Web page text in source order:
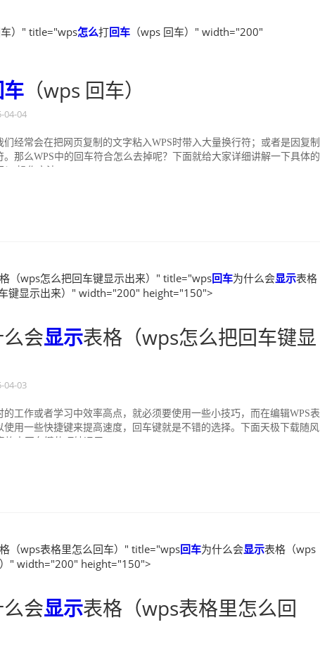
车）" title="wps怎么打回车 （wps 回车）" width="200"
（wps 回车）
04-04
们经常会在把网页复制的文字粘入WPS时带入大量换行符；或者是因复制
。那么WPS中的回车符合怎么去掉呢？下面就给大家详细讲解一下具体的
（wps怎么把回车键显示出来）" title="wps回车为什么会显示表格
车键显示出来）" width="200" height="150">
会显示表格（wps怎么把回车键显
04-03
的工作或者学习中效率高点，就必须要使用一些小技巧，而在编辑WPS表
使用一些快捷键来提高速度，回车键就是不错的选择。下面天极下载随风
（wps表格里怎么回车）" title="wps回车为什么会显示表格（wps
" width="200" height="150">
会显示表格（wps表格里怎么回